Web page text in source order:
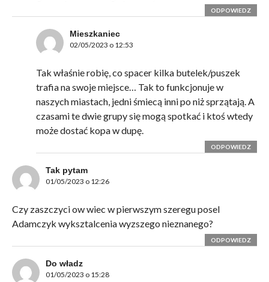
ODPOWIEDZ
Mieszkaniec
02/05/2023 o 12:53
Tak właśnie robię, co spacer kilka butelek/puszek
trafia na swoje miejsce… Tak to funkcjonuje w
naszych miastach, jedni śmiecą inni po niż sprzątają. A
czasami te dwie grupy się mogą spotkać i ktoś wtedy
może dostać kopa w dupę.
ODPOWIEDZ
Tak pytam
01/05/2023 o 12:26
Czy zaszczyci ow wiec w pierwszym szeregu posel
Adamczyk wyksztalcenia wyzszego nieznanego?
ODPOWIEDZ
Do władz
01/05/2023 o 15:28